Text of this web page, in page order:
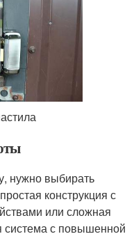
нужно выбирать
конструкция с
или сложная
система с повышенной